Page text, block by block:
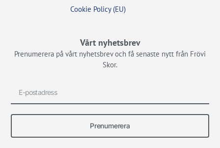
Cookie Policy (EU)
Vårt nyhetsbrev
Prenumerera på vårt nyhetsbrev och få senaste nytt från Frövi
Skor.
Prenumerera